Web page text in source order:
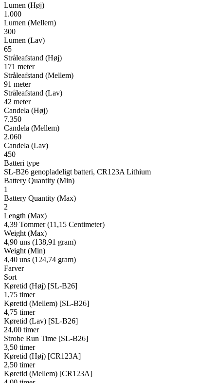
Lumen (Høj)
1.000
Lumen (Mellem)
300
Lumen (Lav)
65
Stråleafstand (Høj)
171 meter
Stråleafstand (Mellem)
91 meter
Stråleafstand (Lav)
42 meter
Candela (Høj)
7.350
Candela (Mellem)
2.060
Candela (Lav)
450
Batteri type
SL-B26 genopladeligt batteri, CR123A Lithium
Battery Quantity (Min)
1
Battery Quantity (Max)
2
Length (Max)
4,39 Tommer (11,15 Centimeter)
Weight (Max)
4,90 uns (138,91 gram)
Weight (Min)
4,40 uns (124,74 gram)
Farver
Sort
Køretid (Høj) [SL-B26]
1,75 timer
Køretid (Mellem) [SL-B26]
4,75 timer
Køretid (Lav) [SL-B26]
24,00 timer
Strobe Run Time [SL-B26]
3,50 timer
Køretid (Høj) [CR123A]
2,50 timer
Køretid (Mellem) [CR123A]